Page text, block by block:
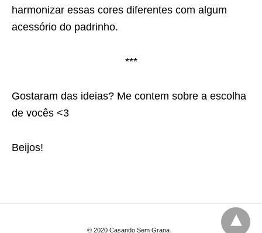
harmonizar essas cores diferentes com algum
acessório do padrinho.
***
Gostaram das ideias? Me contem sobre a escolha
de vocês <3
Beijos!
© 2020 Casando Sem Grana